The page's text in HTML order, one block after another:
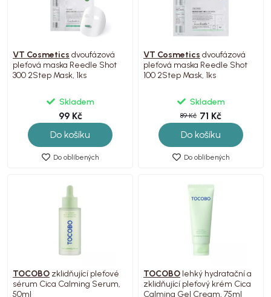
VT Cosmetics dvoufázová
pleťová maska Reedle Shot
300 2Step Mask, 1ks
Skladem
99 Kč
Do košíku
Do oblíbených
VT Cosmetics dvoufázová
pleťová maska Reedle Shot
100 2Step Mask, 1ks
Skladem
89 Kč 71 Kč
Do košíku
Do oblíbených
TOCOBO zklidňující pleťové
sérum Cica Calming Serum,
50ml
TOCOBO lehký hydratační a
zklidňující pleťový krém Cica
Calming Gel Cream, 75ml